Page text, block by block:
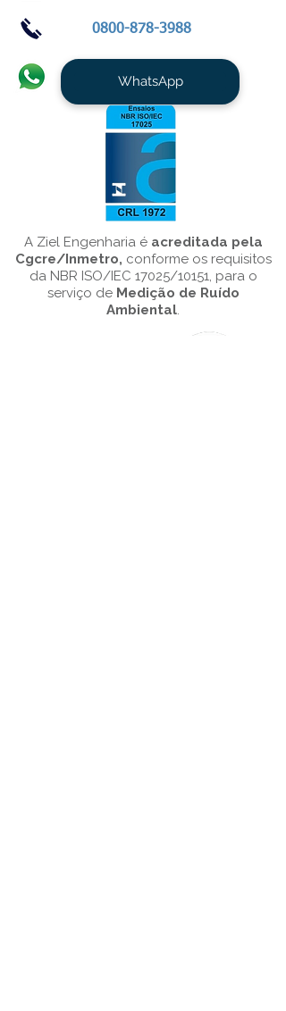
0800-878-3988
WhatsApp
A Ziel Engenharia é acreditada pela
Cgcre/Inmetro, conforme os requisitos
da NBR ISO/IEC 17025/10151, para o
serviço de Medição de Ruído
Ambiental.